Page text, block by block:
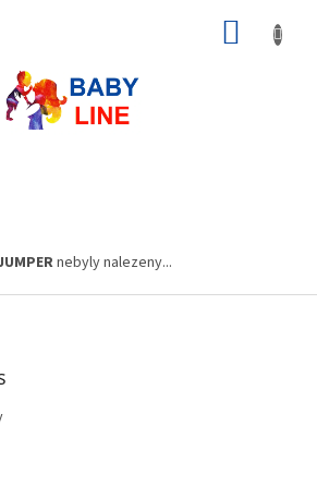
nebyly nalezeny...